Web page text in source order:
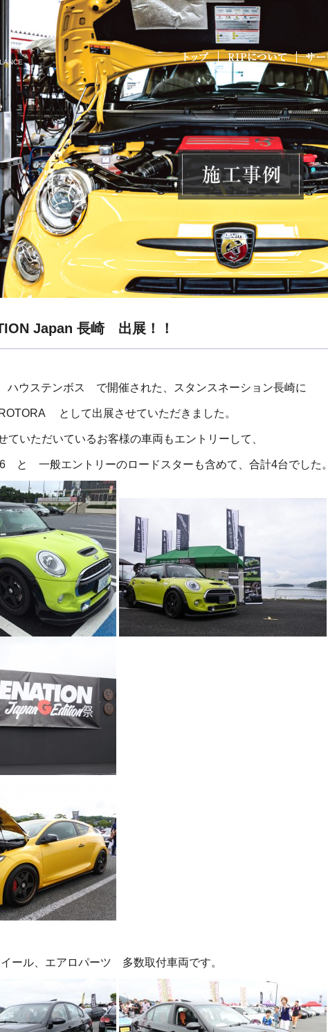
Japan 長崎 出展！！
ウステンボス で開催された、スタンスネーション長崎に
として出展させていただきました。
ていただいているお客様の車両もエントリーして、
と 一般エントリーのロードスターも含めて、合計4台でした。
ル、エアロパーツ 多数取付車両です。